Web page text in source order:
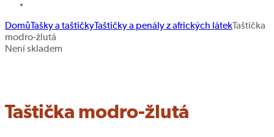
Domů Tašky a taštičky Taštičky a penály z afrických látek Taštička
modro-žlutá
Navigace
Penál
srdíčky
Taštička
Není skladem
Taštička modro-žlutá